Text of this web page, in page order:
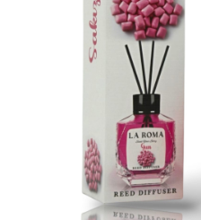
Masca & Gel de par
Vopsea de par
Servetele Umede & Uscate